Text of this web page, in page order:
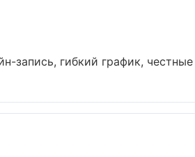
запись, гибкий график,